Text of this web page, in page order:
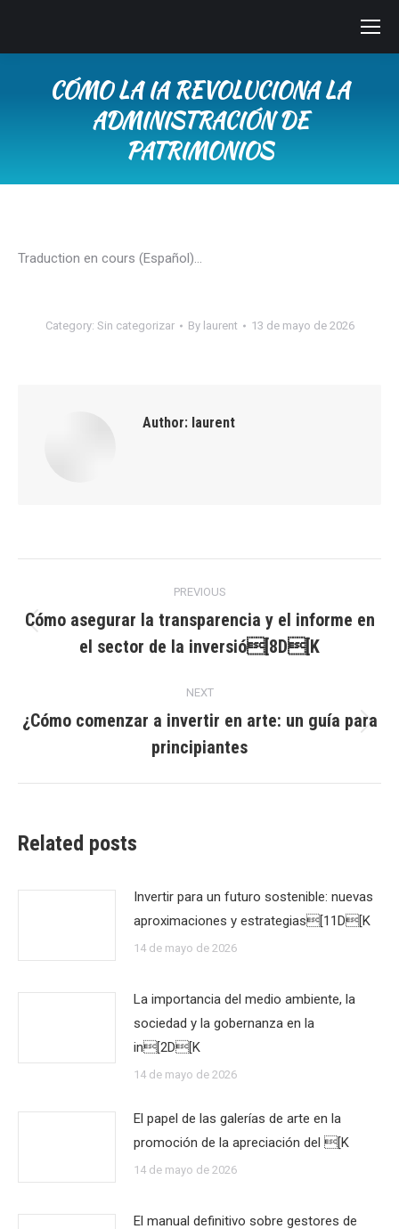
CÓMO LA IA REVOLUCIONA LA
ADMINISTRACIÓN DE
PATRIMONIOS
Traduction en cours (Español)…
Category: Sin categorizar By laurent 13 de mayo de 2026
Author: laurent
navigation
PREVIOUS
Previous
post:
Cómo asegurar la transparencia y el informe en
el sector de la inversió[8D[K
NEXT
post:
¿Cómo comenzar a invertir en arte: un guía para
principiantes
Related posts
Invertir para un futuro sostenible: nuevas
aproximaciones y estrategias[11D[K
14 de mayo de 2026
La importancia del medio ambiente, la
sociedad y la gobernanza en la
in[2D[K
14 de mayo de 2026
El papel de las galerías de arte en la
promoción de la apreciación del [K
14 de mayo de 2026
El manual definitivo sobre gestores de